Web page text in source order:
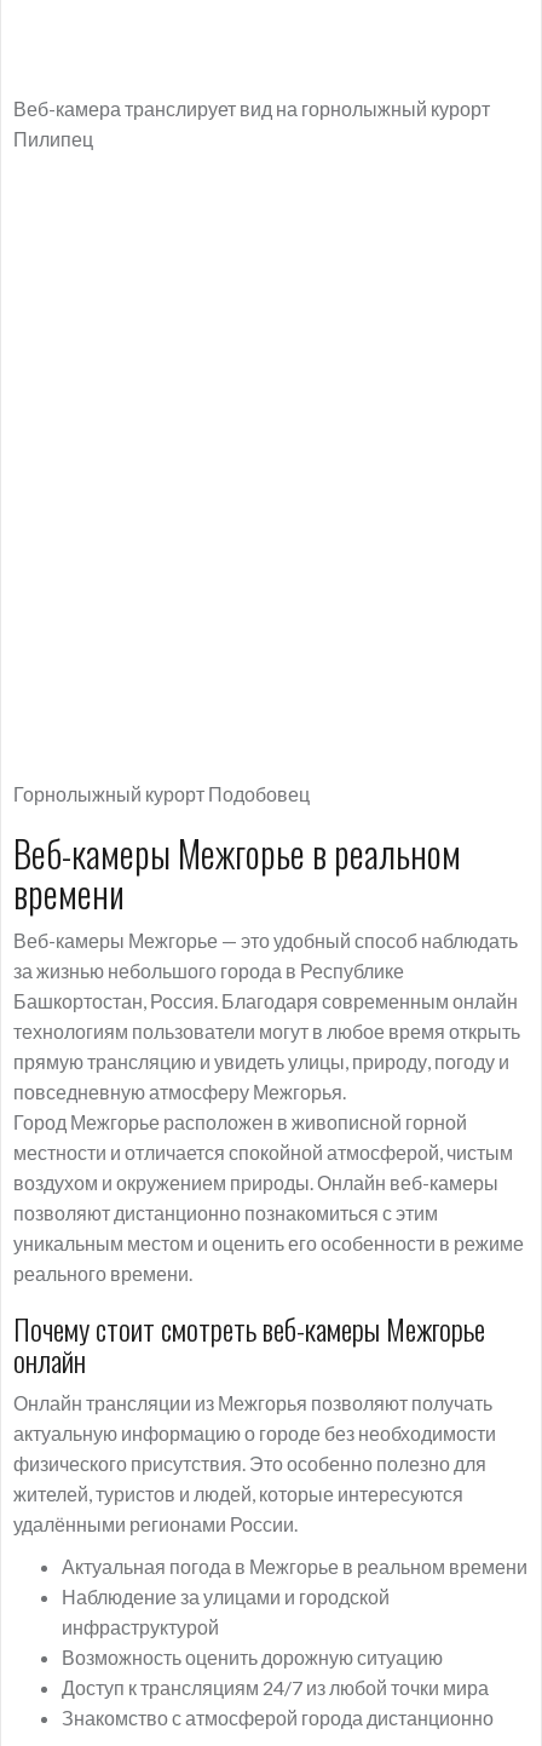
Веб-камера транслирует вид на горнолыжный курорт
Пилипец
Горнолыжный курорт Подобовец
Веб-камеры Межгорье в реальном
времени
Веб-камеры Межгорье — это удобный способ наблюдать
за жизнью небольшого города в Республике
Башкортостан, Россия. Благодаря современным онлайн
технологиям пользователи могут в любое время открыть
прямую трансляцию и увидеть улицы, природу, погоду и
повседневную атмосферу Межгорья.
Город Межгорье расположен в живописной горной
местности и отличается спокойной атмосферой, чистым
воздухом и окружением природы. Онлайн веб-камеры
позволяют дистанционно познакомиться с этим
уникальным местом и оценить его особенности в режиме
реального времени.
Почему стоит смотреть веб-камеры Межгорье
онлайн
Онлайн трансляции из Межгорья позволяют получать
актуальную информацию о городе без необходимости
физического присутствия. Это особенно полезно для
жителей, туристов и людей, которые интересуются
удалёнными регионами России.
Актуальная погода в Межгорье в реальном времени
Наблюдение за улицами и городской
инфраструктурой
Возможность оценить дорожную ситуацию
Доступ к трансляциям 24/7 из любой точки мира
Знакомство с атмосферой города дистанционно